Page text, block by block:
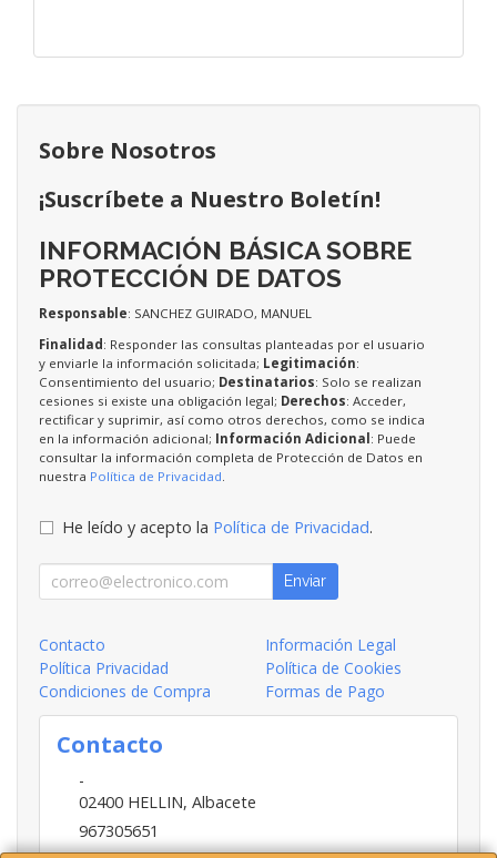
Sobre Nosotros
¡Suscríbete a Nuestro Boletín!
INFORMACIÓN BÁSICA SOBRE
PROTECCIÓN DE DATOS
Responsable: SANCHEZ GUIRADO, MANUEL
Finalidad: Responder las consultas planteadas por el usuario
y enviarle la información solicitada; Legitimación:
Consentimiento del usuario; Destinatarios: Solo se realizan
cesiones si existe una obligación legal; Derechos: Acceder,
rectificar y suprimir, así como otros derechos, como se indica
en la información adicional; Información Adicional: Puede
consultar la información completa de Protección de Datos en
nuestra Política de Privacidad
He leído y acepto la Política de Privacidad.
Enviar
Contacto
Información Legal
Política Privacidad
Política de Cookies
Condiciones de Compra
Formas de Pago
Contacto
-
02400 HELLIN, Albacete
967305651